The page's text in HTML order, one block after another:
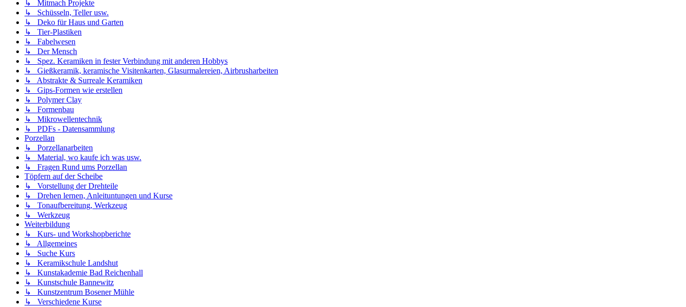
↳ Mitmach Projekte
↳ Schüsseln, Teller usw.
↳ Deko für Haus und Garten
↳ Tier-Plastiken
↳ Fabelwesen
↳ Der Mensch
↳ Spez. Keramiken in fester Verbindung mit anderen Hobbys
↳ Gießkeramik, keramische Visitenkarten, Glasurmalereien, Airbrusharbeiten
↳ Abstrakte & Surreale Keramiken
↳ Gips-Formen wie erstellen
↳ Polymer Clay
↳ Formenbau
↳ Mikrowellentechnik
↳ PDFs - Datensammlung
Porzellan
↳ Porzellanarbeiten
↳ Material, wo kaufe ich was usw.
↳ Fragen Rund ums Porzellan
Töpfern auf der Scheibe
↳ Vorstellung der Drehteile
↳ Drehen lernen, Anleituntungen und Kurse
↳ Tonaufbereitung, Werkzeug
↳ Werkzeug
Weiterbildung
↳ Kurs- und Workshopberichte
↳ Allgemeines
↳ Suche Kurs
↳ Keramikschule Landshut
↳ Kunstakademie Bad Reichenhall
↳ Kunstschule Bannewitz
↳ Kunstzentrum Bosener Mühle
↳ Verschiedene Kurse